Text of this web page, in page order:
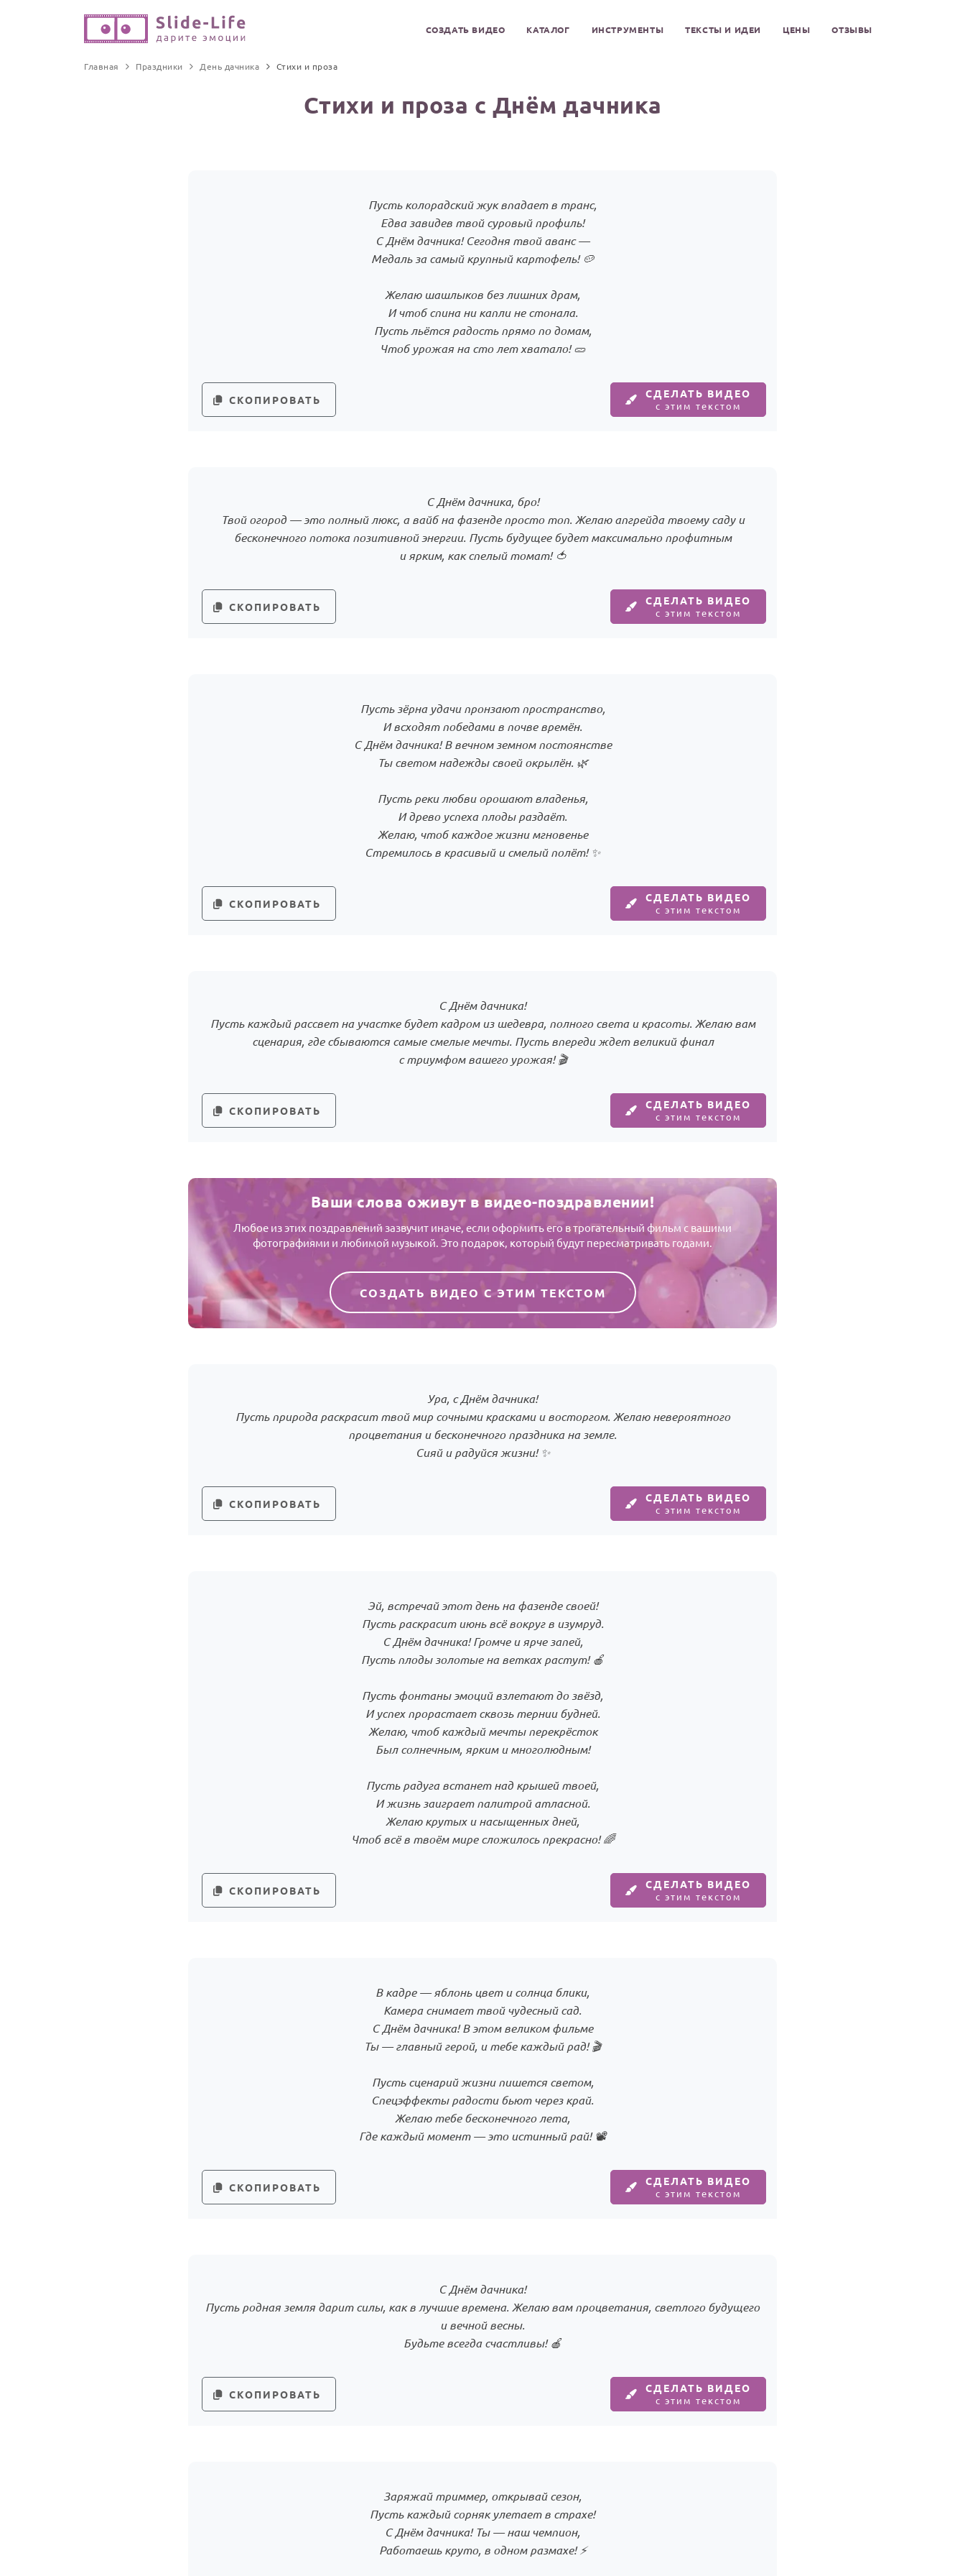
СОЗДАТЬ ВИДЕО КАТАЛОГ ИНСТРУМЕНТЫ ТЕКСТЫ И ИДЕИ ЦЕНЫ ОТЗЫВЫ
Главная Праздники День дачника Стихи и проза
Стихи и проза с Днём дачника
Пусть колорадский жук впадает в транс,
Едва завидев твой суровый профиль!
С Днём дачника! Сегодня твой аванс —
Медаль за самый крупный картофель! 🥔
Желаю шашлыков без лишних драм,
И чтоб спина ни капли не стонала.
Пусть льётся радость прямо по домам,
Чтоб урожая на сто лет хватало! 🥒
СКОПИРОВАТЬ СДЕЛАТЬ ВИДЕО
с этим текстом
С Днём дачника, бро!
Твой огород — это полный люкс, а вайб на фазенде просто топ. Желаю апгрейда твоему саду и
бесконечного потока позитивной энергии. Пусть будущее будет максимально профитным
и ярким, как спелый томат! 🍅
СКОПИРОВАТЬ СДЕЛАТЬ ВИДЕО
с этим текстом
Пусть зёрна удачи пронзают пространство,
И всходят победами в почве времён.
С Днём дачника! В вечном земном постоянстве
Ты светом надежды своей окрылён. 🌿
Пусть реки любви орошают владенья,
И древо успеха плоды раздаёт.
Желаю, чтоб каждое жизни мгновенье
Стремилось в красивый и смелый полёт! ✨
СКОПИРОВАТЬ СДЕЛАТЬ ВИДЕО
с этим текстом
С Днём дачника!
Пусть каждый рассвет на участке будет кадром из шедевра, полного света и красоты. Желаю вам
сценария, где сбываются самые смелые мечты. Пусть впереди ждет великий финал
с триумфом вашего урожая! 🎬
СКОПИРОВАТЬ СДЕЛАТЬ ВИДЕО
с этим текстом
Ваши слова оживут в видео-поздравлении!
Любое из этих поздравлений зазвучит иначе, если оформить его в трогательный фильм с вашими
фотографиями и любимой музыкой. Это подарок, который будут пересматривать годами.
СОЗДАТЬ ВИДЕО С ЭТИМ ТЕКСТОМ
Ура, с Днём дачника!
Пусть природа раскрасит твой мир сочными красками и восторгом. Желаю невероятного
процветания и бесконечного праздника на земле.
Сияй и радуйся жизни! ✨
СКОПИРОВАТЬ СДЕЛАТЬ ВИДЕО
с этим текстом
Эй, встречай этот день на фазенде своей!
Пусть раскрасит июнь всё вокруг в изумруд.
С Днём дачника! Громче и ярче запей,
Пусть плоды золотые на ветках растут! 🍎
Пусть фонтаны эмоций взлетают до звёзд,
И успех прорастает сквозь тернии будней.
Желаю, чтоб каждый мечты перекрёсток
Был солнечным, ярким и многолюдным!
Пусть радуга встанет над крышей твоей,
И жизнь заиграет палитрой атласной.
Желаю крутых и насыщенных дней,
Чтоб всё в твоём мире сложилось прекрасно! 🌈
СКОПИРОВАТЬ СДЕЛАТЬ ВИДЕО
с этим текстом
В кадре — яблонь цвет и солнца блики,
Камера снимает твой чудесный сад.
С Днём дачника! В этом великом фильме
Ты — главный герой, и тебе каждый рад! 🎬
Пусть сценарий жизни пишется светом,
Спецэффекты радости бьют через край.
Желаю тебе бесконечного лета,
Где каждый момент — это истинный рай! 📽️
СКОПИРОВАТЬ СДЕЛАТЬ ВИДЕО
с этим текстом
С Днём дачника!
Пусть родная земля дарит силы, как в лучшие времена. Желаю вам процветания, светлого будущего
и вечной весны.
Будьте всегда счастливы! 🍎
СКОПИРОВАТЬ СДЕЛАТЬ ВИДЕО
с этим текстом
Заряжай триммер, открывай сезон,
Пусть каждый сорняк улетает в страхе!
С Днём дачника! Ты — наш чемпион,
Работаешь круто, в одном размахе! ⚡️